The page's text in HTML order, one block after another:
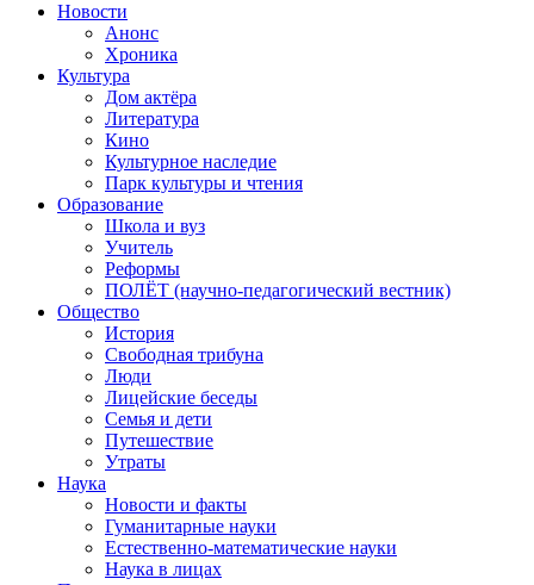
Новости
Анонс
Хроника
Культура
Дом актёра
Литература
Кино
Культурное наследие
Парк культуры и чтения
Образование
Школа и вуз
Учитель
Реформы
ПОЛЁТ (научно-педагогический вестник)
Общество
История
Свободная трибуна
Люди
Лицейские беседы
Семья и дети
Путешествие
Утраты
Наука
Новости и факты
Гуманитарные науки
Естественно-математические науки
Наука в лицах